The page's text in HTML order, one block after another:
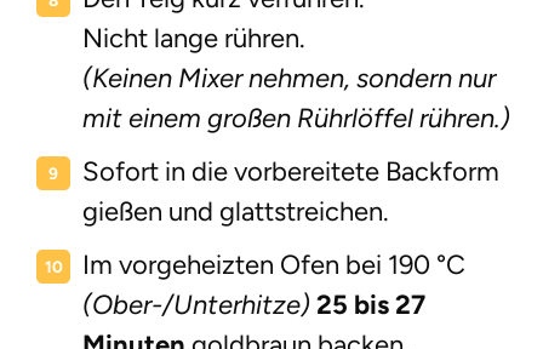
Nicht lange rühren.
(Keinen Mixer nehmen, sondern nur
mit einem großen Rührlöffel rühren.)
Sofort in die vorbereitete Backform
gießen und glattstreichen.
Im vorgeheizten Ofen bei 190 °C
(Ober-/Unterhitze) 25 bis 27